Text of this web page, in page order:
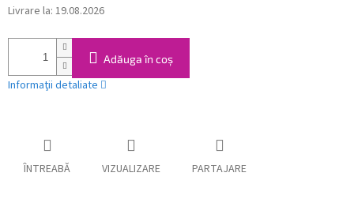
Evaluare
Livrare la: 19.08.2026
Adăuga în coş
Informaţii detaliate
ÎNTREABĂ VIZUALIZARE PARTAJARE